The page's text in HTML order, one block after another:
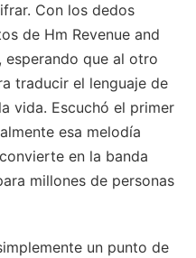
Con los dedos
de Hm Revenue and
esperando que al otro
traducir el lenguaje de
vida. Escuchó el primer
esa melodía
en la banda
millones de personas
un punto de